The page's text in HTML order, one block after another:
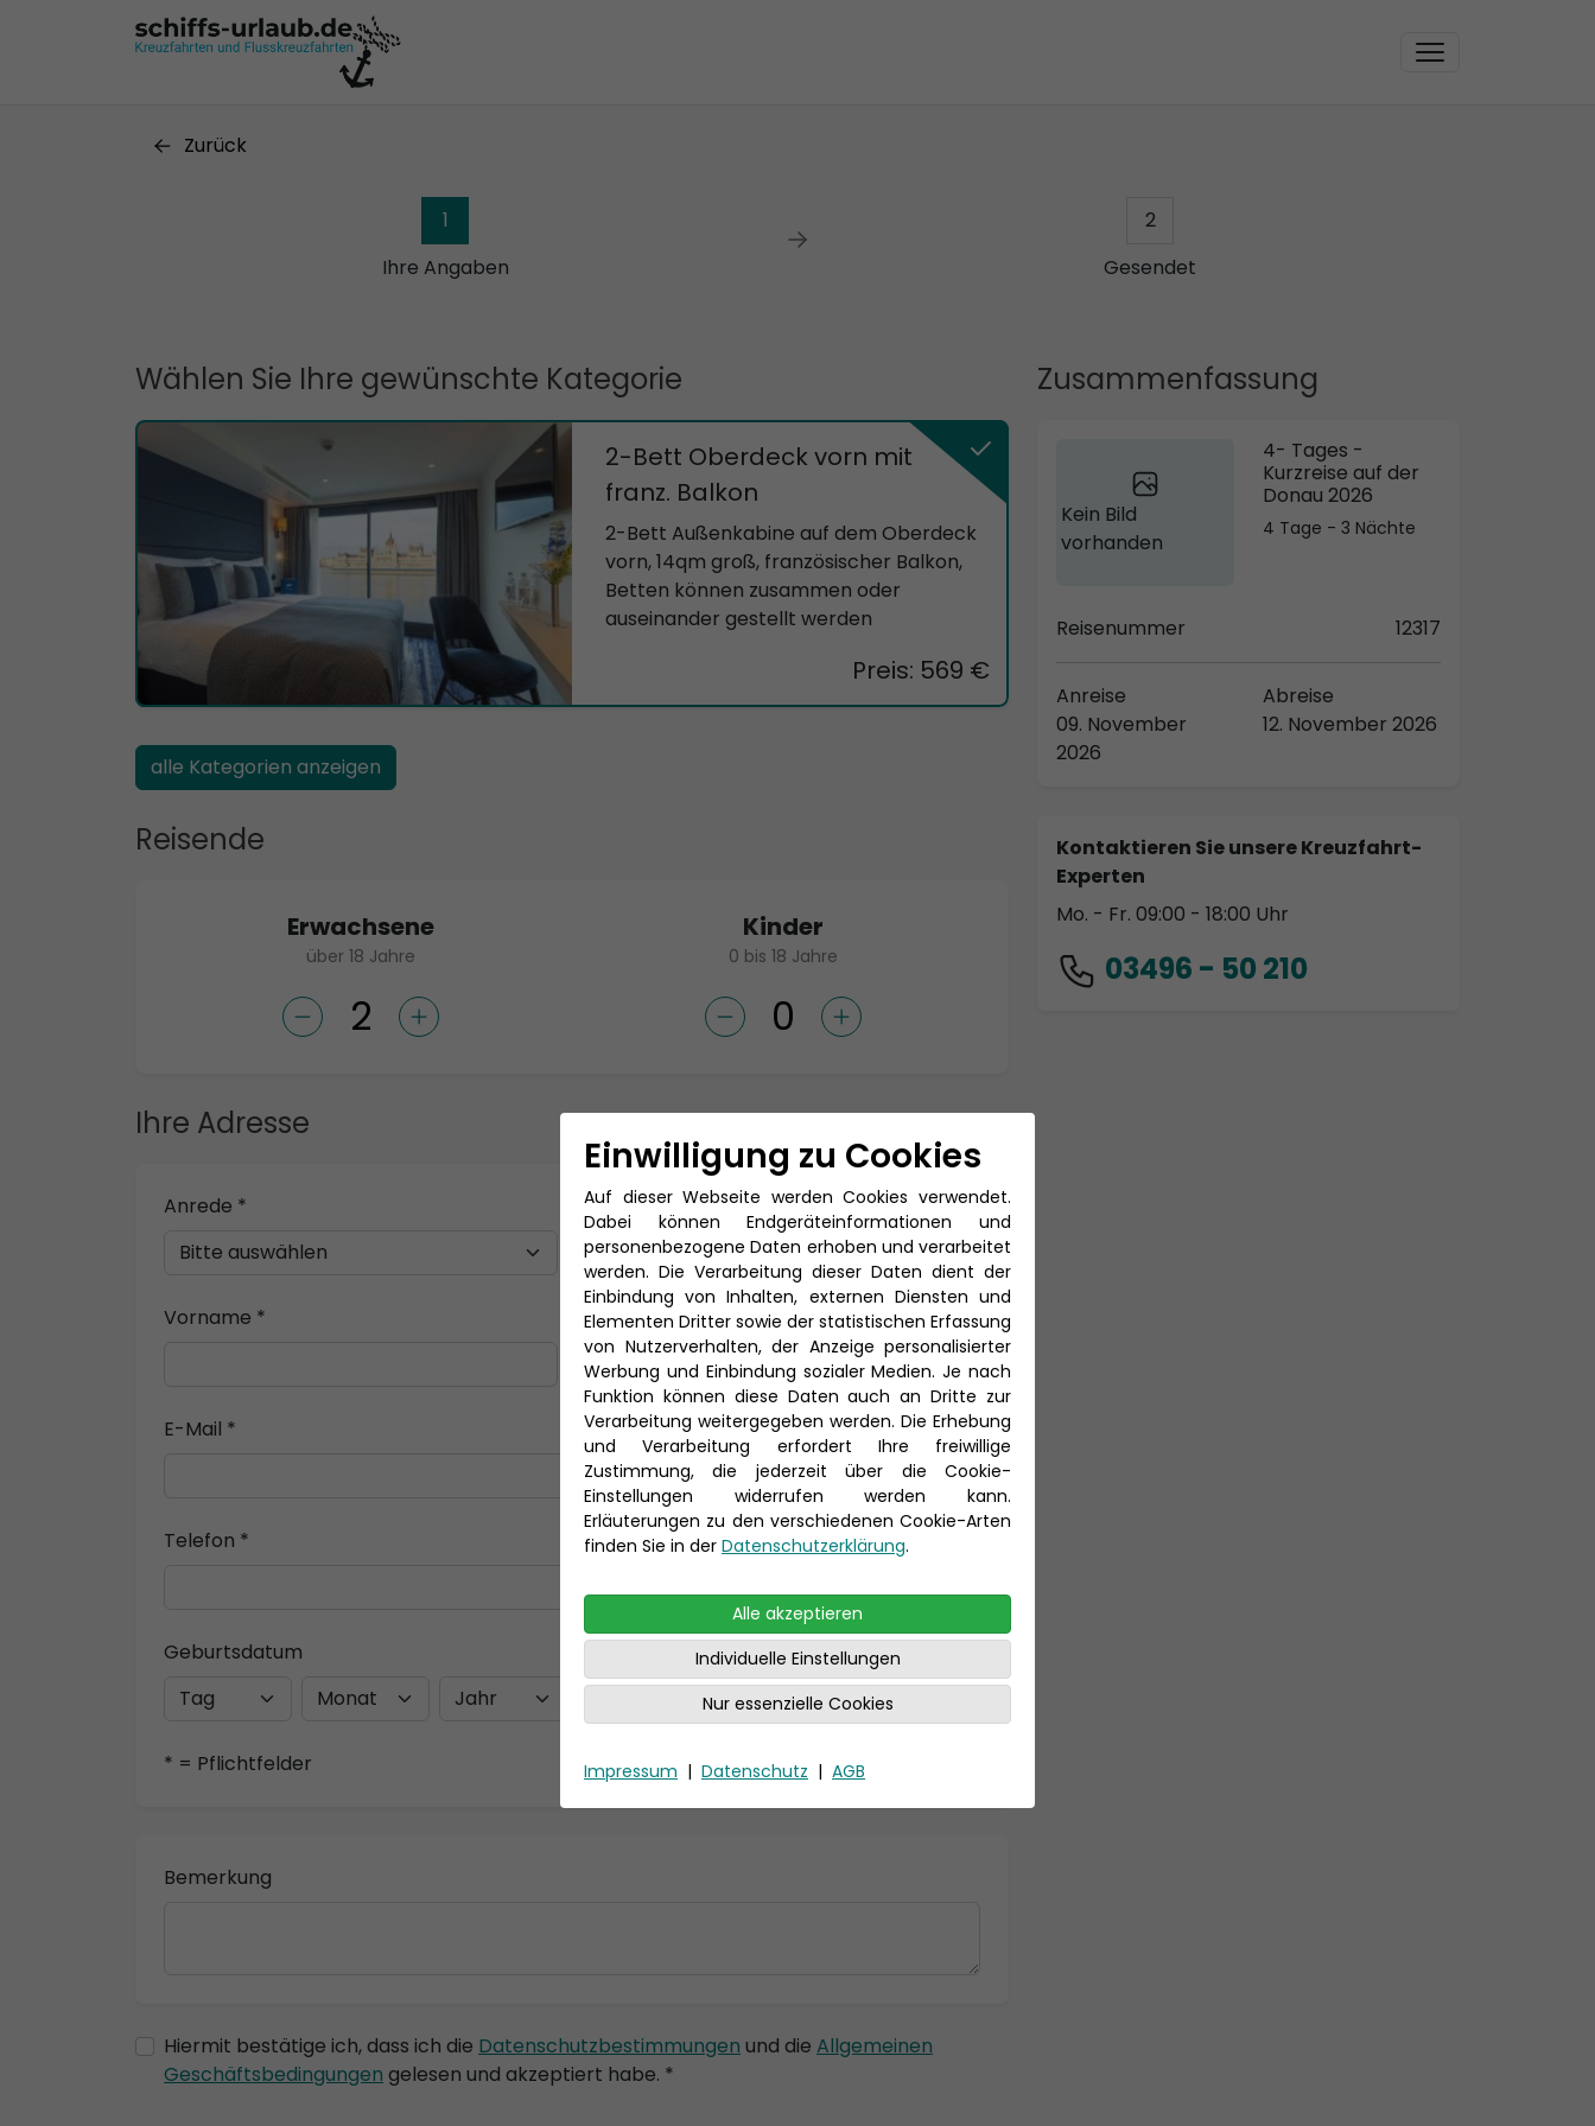
Zurück
1
Ihre Angaben
2
Gesendet
Zusammenfassung
Kein Bild
vorhanden
4- Tages -
Kurzreise auf der
Donau 2026
4 Tage - 3 Nächte
Reisenummer 12317
Anreise
09. November
2026
Abreise
12. November 2026
Kontaktieren Sie unsere Kreuzfahrt-
Experten
Mo. - Fr. 09:00 - 18:00 Uhr
03496 - 50 210
Wählen Sie Ihre gewünschte Kategorie
2-Bett Oberdeck vorn mit
franz. Balkon
2-Bett Außenkabine auf dem Oberdeck
vorn, 14qm groß, französischer Balkon,
Betten können zusammen oder
auseinander gestellt werden
Preis: 569 €
alle Kategorien anzeigen
Reisende
Erwachsene
über 18 Jahre
Kinder
0 bis 18 Jahre
Ihre Adresse
Anrede * Titel
Vorname * Nachname *
E-Mail *
Telefon *
Geburtsdatum
* = Pflichtfelder
Bemerkung
Hiermit bestätige ich, dass ich die Datenschutzbestimmungen und die Allgemeinen
Geschäftsbedingungen gelesen und akzeptiert habe. *
Einwilligung zu Cookies
Auf dieser Webseite werden Cookies verwendet.
Dabei können Endgeräteinformationen und
personenbezogene Daten erhoben und verarbeitet
werden. Die Verarbeitung dieser Daten dient der
Einbindung von Inhalten, externen Diensten und
Elementen Dritter sowie der statistischen Erfassung
von Nutzerverhalten, der Anzeige personalisierter
Werbung und Einbindung sozialer Medien. Je nach
Funktion können diese Daten auch an Dritte zur
Verarbeitung weitergegeben werden. Die Erhebung
und Verarbeitung erfordert Ihre freiwillige
Zustimmung, die jederzeit über die Cookie-
Einstellungen widerrufen werden kann.
Erläuterungen zu den verschiedenen Cookie-Arten
finden Sie in der Datenschutzerklärung.
Alle akzeptieren
Individuelle Einstellungen
Nur essenzielle Cookies
Impressum | Datenschutz | AGB